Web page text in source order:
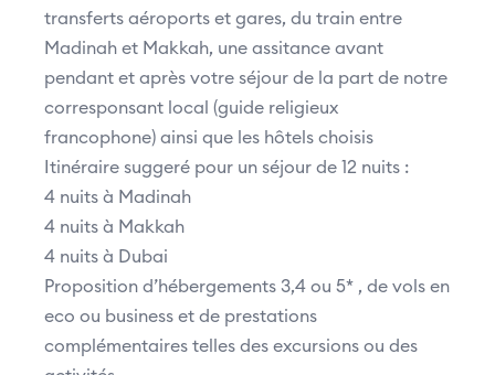
transferts aéroports et gares, du train entre
Madinah et Makkah, une assitance avant
pendant et après votre séjour de la part de notre
corresponsant local (guide religieux
francophone) ainsi que les hôtels choisis
Itinéraire suggeré pour un séjour de 12 nuits :
4 nuits à Madinah
4 nuits à Makkah
4 nuits à Dubai
Proposition d’hébergements 3,4 ou 5* , de vols en
eco ou business et de prestations
complémentaires telles des excursions ou des